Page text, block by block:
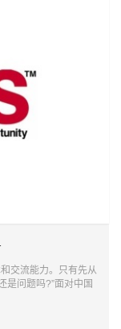
交流能力。只有先从
是问题吗?”面对中国